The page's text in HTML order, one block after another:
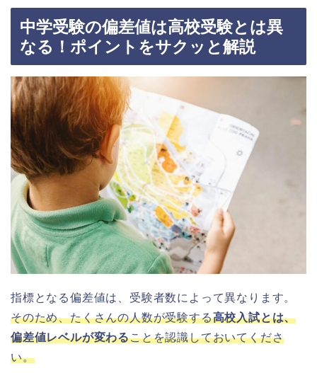
中学受験の偏差値は高校受験とは異
なる！ポイントをサクッと解説
指標となる偏差値は、受験者数によって異なります。
そのため、たくさんの人数が受験する高校入試とは、
偏差値レベルが変わることを認識しておいてくださ
い。